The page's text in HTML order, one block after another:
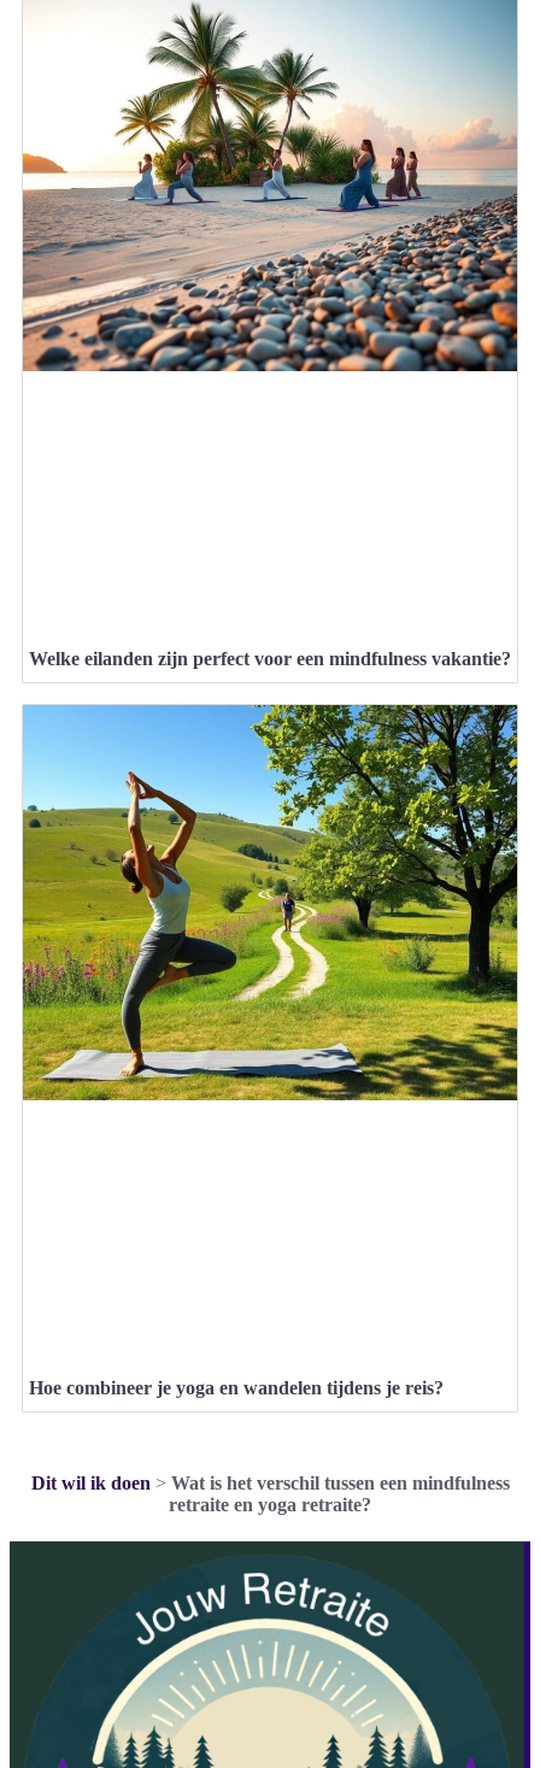
Welke eilanden zijn perfect voor een mindfulness vakantie?
Hoe combineer je yoga en wandelen tijdens je reis?
Dit wil ik doen > Wat is het verschil tussen een mindfulness
retraite en yoga retraite?